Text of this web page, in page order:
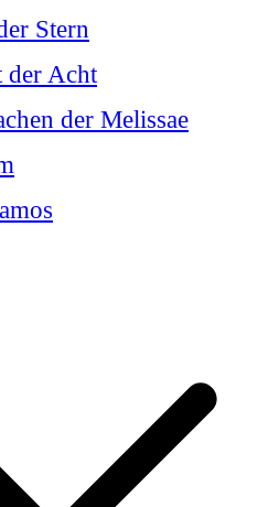
Stern
Acht
der Melissae